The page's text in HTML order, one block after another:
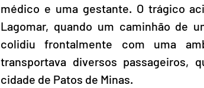
médico e uma gestante. O trágico
Lagomar, quando um caminhão de
colidiu frontalmente com uma
transportava diversos passageiros,
cidade de Patos de Minas.